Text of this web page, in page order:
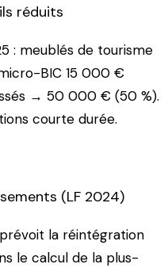
réduits
: meublés de tourisme
BIC 15 000 €
→ 50 000 € (50 %).
courte durée.
(LF 2024)
la réintégration
le calcul de la plus-